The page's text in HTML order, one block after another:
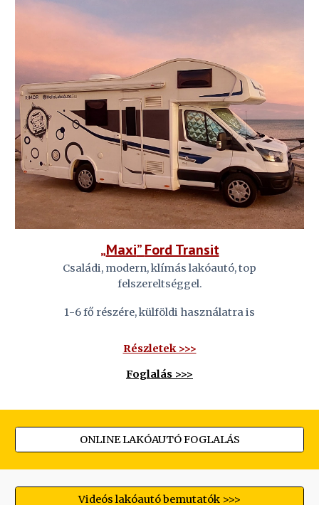
„Maxi”Ford Transit
Családi, modern, klímás lakóautó, top
felszereltséggel.
1-6fő részére,külföldi használatra is
Részletek >>>
Foglalás >>>
ONLINE LAKÓAUTÓ FOGLALÁS
Videós lakóautó bemutatók >>>